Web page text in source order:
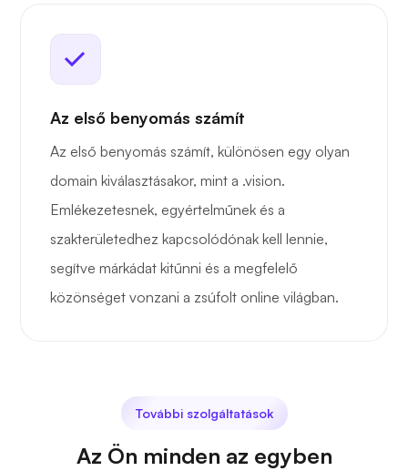
Az első benyomás számít
Az első benyomás számít, különösen egy olyan
domain kiválasztásakor, mint a .vision.
Emlékezetesnek, egyértelműnek és a
szakterületedhez kapcsolódónak kell lennie,
segítve márkádat kitűnni és a megfelelő
közönséget vonzani a zsúfolt online világban.
További szolgáltatások
Az Ön minden az egyben